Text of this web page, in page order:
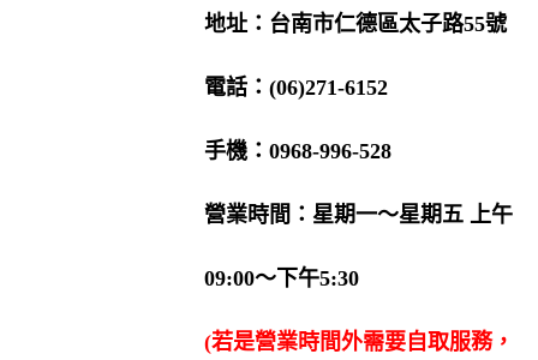
地址：台南市仁德區太子路55號
電話：(06)271-6152
手機：0968-996-528
營業時間：星期一〜星期五 上午
09:00〜下午5:30
(若是營業時間外需要自取服務，